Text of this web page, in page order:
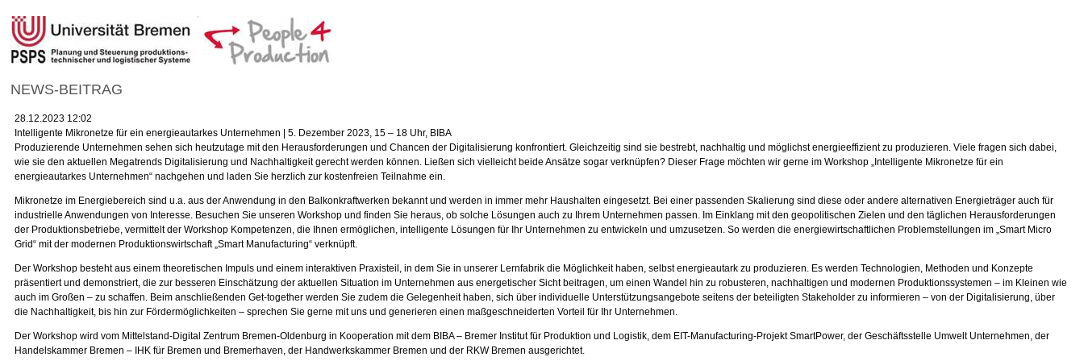
NEWS-BEITRAG
28.12.2023 12:02
Intelligente Mikronetze für ein energieautarkes Unternehmen | 5. Dezember 2023, 15 – 18 Uhr, BIBA
Produzierende Unternehmen sehen sich heutzutage mit den Herausforderungen und Chancen der Digitalisierung konfrontiert. Gleichzeitig sind sie bestrebt, nachhaltig und möglichst energieeffizient zu produzieren. Viele fragen sich dabei,
wie sie den aktuellen Megatrends Digitalisierung und Nachhaltigkeit gerecht werden können. Ließen sich vielleicht beide Ansätze sogar verknüpfen? Dieser Frage möchten wir gerne im Workshop „Intelligente Mikronetze für ein
energieautarkes Unternehmen“ nachgehen und laden Sie herzlich zur kostenfreien Teilnahme ein.
Mikronetze im Energiebereich sind u.a. aus der Anwendung in den Balkonkraftwerken bekannt und werden in immer mehr Haushalten eingesetzt. Bei einer passenden Skalierung sind diese oder andere alternativen Energieträger auch für
industrielle Anwendungen von Interesse. Besuchen Sie unseren Workshop und finden Sie heraus, ob solche Lösungen auch zu Ihrem Unternehmen passen. Im Einklang mit den geopolitischen Zielen und den täglichen Herausforderungen
der Produktionsbetriebe, vermittelt der Workshop Kompetenzen, die Ihnen ermöglichen, intelligente Lösungen für Ihr Unternehmen zu entwickeln und umzusetzen. So werden die energiewirtschaftlichen Problemstellungen im „Smart Micro
Grid“ mit der modernen Produktionswirtschaft „Smart Manufacturing“ verknüpft.
Der Workshop besteht aus einem theoretischen Impuls und einem interaktiven Praxisteil, in dem Sie in unserer Lernfabrik die Möglichkeit haben, selbst energieautark zu produzieren. Es werden Technologien, Methoden und Konzepte
präsentiert und demonstriert, die zur besseren Einschätzung der aktuellen Situation im Unternehmen aus energetischer Sicht beitragen, um einen Wandel hin zu robusteren, nachhaltigen und modernen Produktionssystemen – im Kleinen wie
auch im Großen – zu schaffen. Beim anschließenden Get-together werden Sie zudem die Gelegenheit haben, sich über individuelle Unterstützungsangebote seitens der beteiligten Stakeholder zu informieren – von der Digitalisierung, über
die Nachhaltigkeit, bis hin zur Fördermöglichkeiten – sprechen Sie gerne mit uns und generieren einen maßgeschneiderten Vorteil für Ihr Unternehmen.
Der Workshop wird vom Mittelstand-Digital Zentrum Bremen-Oldenburg in Kooperation mit dem BIBA – Bremer Institut für Produktion und Logistik, dem EIT-Manufacturing-Projekt SmartPower, der Geschäftsstelle Umwelt Unternehmen, der
Handelskammer Bremen – IHK für Bremen und Bremerhaven, der Handwerkskammer Bremen und der RKW Bremen ausgerichtet.